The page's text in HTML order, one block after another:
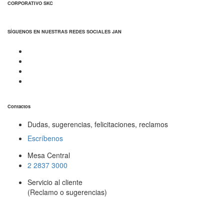
CORPORATIVO SKC
SÍGUENOS EN NUESTRAS REDES SOCIALES JAN
Contactos
Dudas, sugerencias, felicitaciones, reclamos
Escríbenos
Mesa Central
2 2837 3000
Servicio al cliente
(Reclamo o sugerencias)